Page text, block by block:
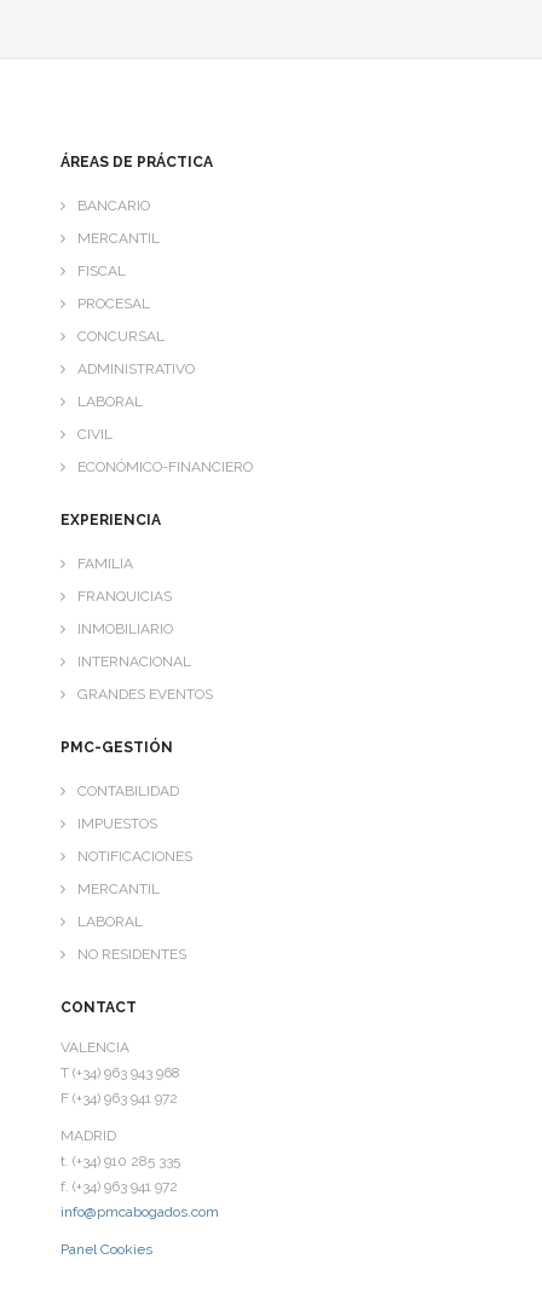
- FAMILIA
- INMOBILIARIO
- INTERNACIONAL
- GRANDES EVENTOS
- CONTABILIDAD
- IMPUESTOS
- LABORAL
CONTACTO
TRABAJA CON NOSOTROS
ÁREAS DE PRÁCTICA
BANCARIO
MERCANTIL
FISCAL
PROCESAL
CONCURSAL
ADMINISTRATIVO
LABORAL
CIVIL
ECONÓMICO-FINANCIERO
EXPERIENCIA
FAMILIA
FRANQUICIAS
INMOBILIARIO
INTERNACIONAL
GRANDES EVENTOS
PMC-GESTIÓN
CONTABILIDAD
IMPUESTOS
NOTIFICACIONES
MERCANTIL
LABORAL
NO RESIDENTES
CONTACT
VALENCIA
T (+34) 963 943 968
F (+34) 963 941 972
MADRID
t. (+34) 910 285 335
f. (+34) 963 941 972
info@pmcabogados.com
Panel Cookies